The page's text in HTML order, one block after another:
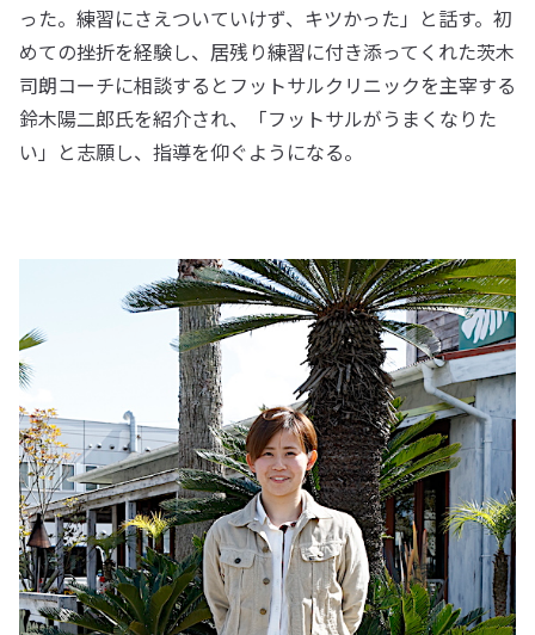
った。練習にさえついていけず、キツかった」と話す。初
めての挫折を経験し、居残り練習に付き添ってくれた茨木
司朗コーチに相談するとフットサルクリニックを主宰する
鈴木陽二郎氏を紹介され、「フットサルがうまくなりた
い」と志願し、指導を仰ぐようになる。